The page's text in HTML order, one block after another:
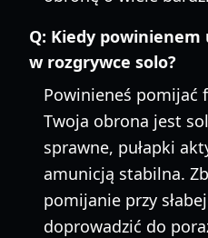
Q: Kiedy powinienem
w rozgrywce solo?
Powinieneś pomijać
Twoja obrona jest
sprawne, pułapki
amunicją stabilna.
pomijanie przy
doprowadzić do